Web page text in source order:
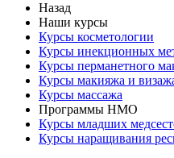
Назад
Наши курсы
Курсы косметологии
Курсы инекционных
Курсы перманетного
Курсы макияжа и
Курсы массажа
Программы НМО
Курсы младших
Курсы наращивания